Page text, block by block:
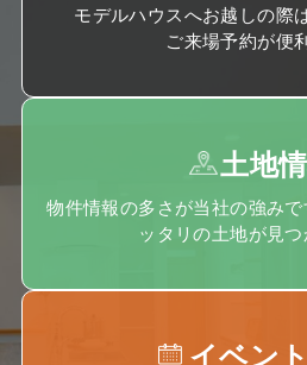
モデルハウスへお越しの際
ご来場予約が便
土地
物件情報の多さが当社の強み
ッタリの土地が見つ
イベン